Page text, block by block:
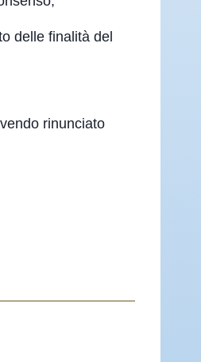
delle finalità del
rinunciato